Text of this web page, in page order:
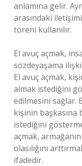
anlamına gelir.
arasındaki
töreni kullanılır.
El avuç açmak,
sözdeyaşama
El avuç açmak,
almak istediğini
edilmesini sağlar.
kişinin başkasına
istediğini
açmak,
olasılığını
ifadedir.